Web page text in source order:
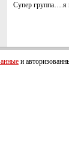
Супер группа….я
и